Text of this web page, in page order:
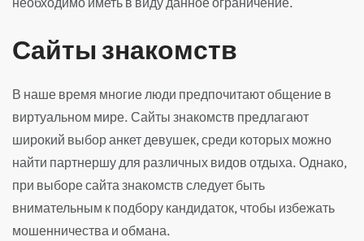
Сайты знакомств
В наше время многие люди предпочитают общение в
виртуальном мире. Сайты знакомств предлагают
широкий выбор анкет девушек, среди которых можно
найти партнершу для различных видов отдыха. Однако,
при выборе сайта знакомств следует быть
внимательным к подбору кандидаток, чтобы избежать
мошенничества и обмана.